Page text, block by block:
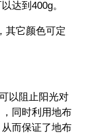
达到400g。
其它颜色可定
以阻止阳光对
同时利用地布
而保证了地布